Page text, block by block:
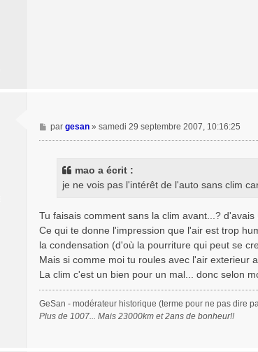
M
e
par gesan» samedi 29 septembre 2007, 10:16:25
mao a écrit :
je ne vois pas l'intérêt de l'auto sans clim
Tu faisais comment sans la clim avant...?
Ce qui te donne l'impression que l'air est trop
la condensation (d'où la pourriture qui peut se
Mais si comme moi tu roules avec l'air exterieur
La clim c'est un bien pour un mal... donc selon
GeSan - modérateur historique (terme pour ne pas dire
Plus de 1007... Mais 23000km et 2ans de bonheur!!